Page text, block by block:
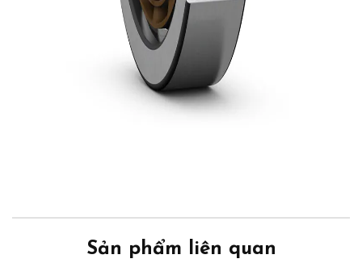
Sản phẩm liên quan